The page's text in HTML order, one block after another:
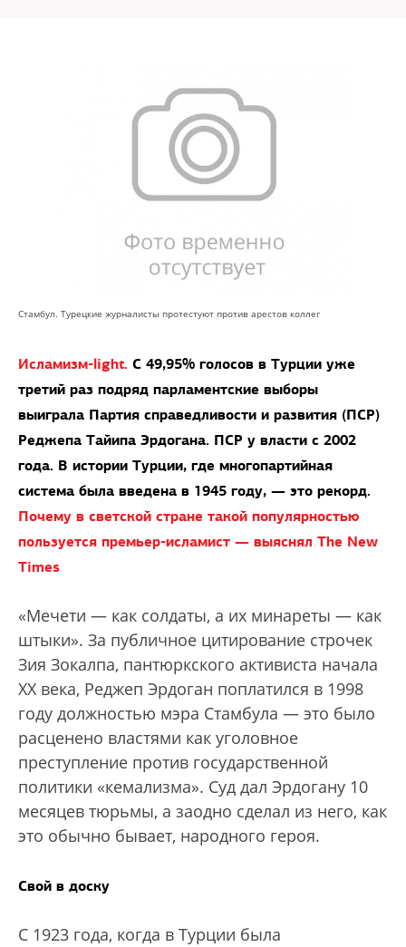
Стамбул. Турецкие журналисты протестуют против арестов коллег
Исламизм-light. С 49,95% голосов в Турции уже
третий раз подряд парламентские выборы
выиграла Партия справедливости и развития (ПСР)
Реджепа Тайипа Эрдогана. ПСР у власти с 2002
года. В истории Турции, где многопартийная
система была введена в 1945 году, — это рекорд.
Почему в светской стране такой популярностью
пользуется премьер-исламист — выяснял The New
Times
«Мечети — как солдаты, а их минареты — как
штыки». За публичное цитирование строчек
Зия Зокалпа, пантюркского активиста начала
XX века, Реджеп Эрдоган поплатился в 1998
году должностью мэра Стамбула — это было
расценено властями как уголовное
преступление против государственной
политики «кемализма». Суд дал Эрдогану 10
месяцев тюрьмы, а заодно сделал из него, как
это обычно бывает, народного героя.
Свой в доску
С 1923 года, когда в Турции была